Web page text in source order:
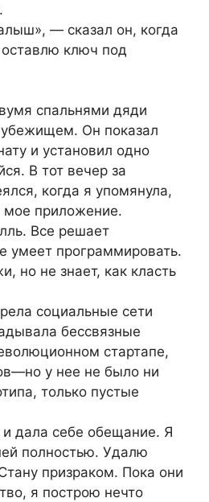
— сказал он, когда
ключ под
спальнями дяди
Он показал
и установил одно
В тот вечер за
когда я упомянула,
мое приложение.
Все решает
умеет программировать.
но не знает, как класть
социальные сети
бессвязные
стартапе,
у нее не было ни
только пустые
и дала себе обещание. Я
полностью. Удалю
призраком. Пока они
я построю нечто